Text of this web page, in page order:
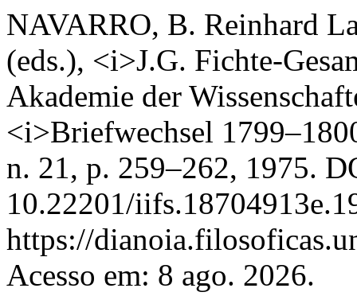
NAVARRO, B. Reinhard
(eds.), <i>J.G. Fichte-
Akademie der
<i>Briefwechsel
n. 21, p. 259–262, 1975.
10.22201/
https://
Acesso em: 8 ago. 2026.